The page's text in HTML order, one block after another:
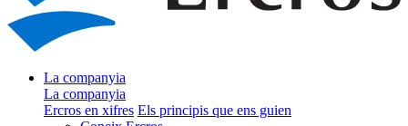
La companyia
La companyia
Ercros en xifres Els principis que ens guien